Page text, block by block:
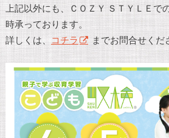
上記以外にも、ＣＯＺＹ ＳＴＹＬＥで
時承っております。
詳しくは、
コチラ までお問合せく